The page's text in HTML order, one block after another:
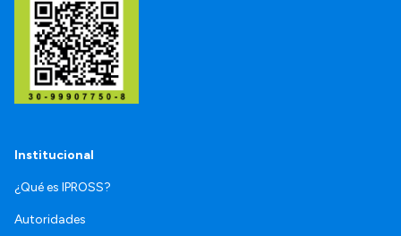
Institucional
¿Qué es IPROSS?
Autoridades